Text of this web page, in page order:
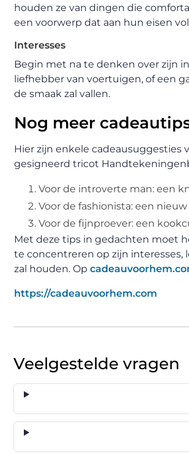
houden ze van dingen die
een voorwerp dat aan hun eisen
Interesses
Begin met na te denken over zijn
liefhebber van voertuigen, of een
de smaak zal vallen.
Nog meer
Hier zijn enkele cadeausuggesties
gesigneerd tricot
Voor de introverte man: een
Voor de fashionista: een
Voor de fijnproever: een
Met deze tips in gedachten moet
te concentreren op zijn interesses,
zal houden. Op
https://cadeauvoorhem.com
Veelgestelde vragen